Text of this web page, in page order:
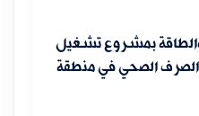
بمشروع تشغيل
الصرف الصحي في منطقة